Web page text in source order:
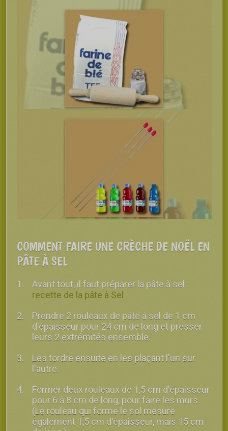
COMMENT FAIRE UNE CRÈCHE DE NOËL EN
PÂTE À SEL
Avant tout, il faut préparer la pâte à sel :
recette de la pâte à Sel
Prendre 2 rouleaux de pâte à sel de 1 cm
d'épaisseur pour 24 cm de long et presser
leurs 2 extrémités ensemble.
Les tordre ensuite en les plaçant l'un sur
l'autre.
Former deux rouleaux de 1,5 cm d'épaisseur
pour 6 à 8 cm de long, pour faire les murs.
(Le rouleau qui forme le sol mesure
également 1,5 cm d'épaisseur, mais 15 cm